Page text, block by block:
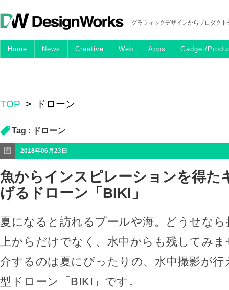
グラフィックデザインからプロダク
Home News Creative Web Apps Gadget/
TOP > ドローン
Tag : ドローン
2018年06月23日
魚からインスピレーションを得た
げるドローン「BIKI」
夏になると訪れるプールや海。どうせな
上からだけでなく、水中からも残してみ
介するのは夏にぴったりの、水中撮影が
型ドローン「BIKI」です。